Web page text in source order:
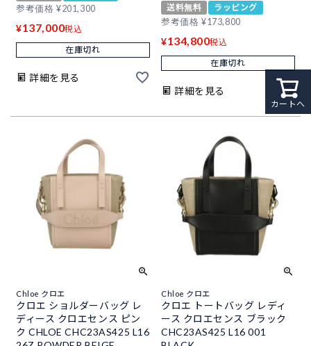
参考価格 ¥201,300
¥137,000税込
在庫切れ
詳細を見る
送料無料
ラッピング
参考価格 ¥173,800
¥134,800税込
在庫切れ
詳細を見る
Chloe クロエ
クロエ ショルダーバッグ レ
ディース クロエセンス ピン
ク CHLOE CHC23AS425 L16
Chloe クロエ
クロエ トートバッグ レディ
ース クロエセンス ブラック
CHC23AS425 L16 001
カートへ